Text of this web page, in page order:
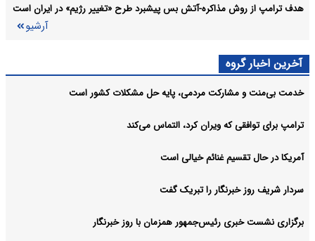
هدف ترامپ از روش مذاکره-آتش بس پیشبرد طرح «تغییر رژیم» در ایران است
آرشیو
آخرین اخبار گروه
خدمت بی‌منت و مشارکت مردمی، پایه حل مشکلات کشور است
ترامپ برای توافقی که ویران کرد، التماس می‌کند
آمریکا در حال تقسیم غنائم خیالی است
سردار شریف روز خبرنگار را تبریک گفت
برگزاری نشست خبری رئیس‌جمهور همزمان با روز خبرنگار